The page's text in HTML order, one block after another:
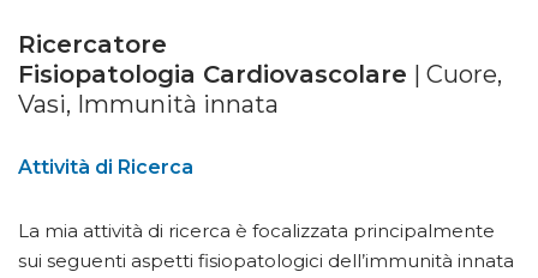
Ricercatore
Fisiopatologia Cardiovascolare | Cuore,
Vasi, Immunità innata
Attività di Ricerca
La mia attività di ricerca è focalizzata principalmente
sui seguenti aspetti fisiopatologici dell’immunità innata